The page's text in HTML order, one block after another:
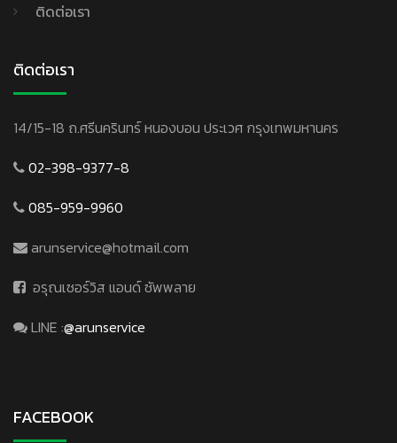
ติดต่อเรา
ติดต่อเรา
14/15-18 ถ.ศรีนครินทร์ หนองบอน ประเวศ กรุงเทพมหานคร
02-398-9377-8
085-959-9960
arunservice@hotmail.com
อรุณเซอร์วิส แอนด์ ซัพพลาย
LINE :@arunservice
FACEBOOK